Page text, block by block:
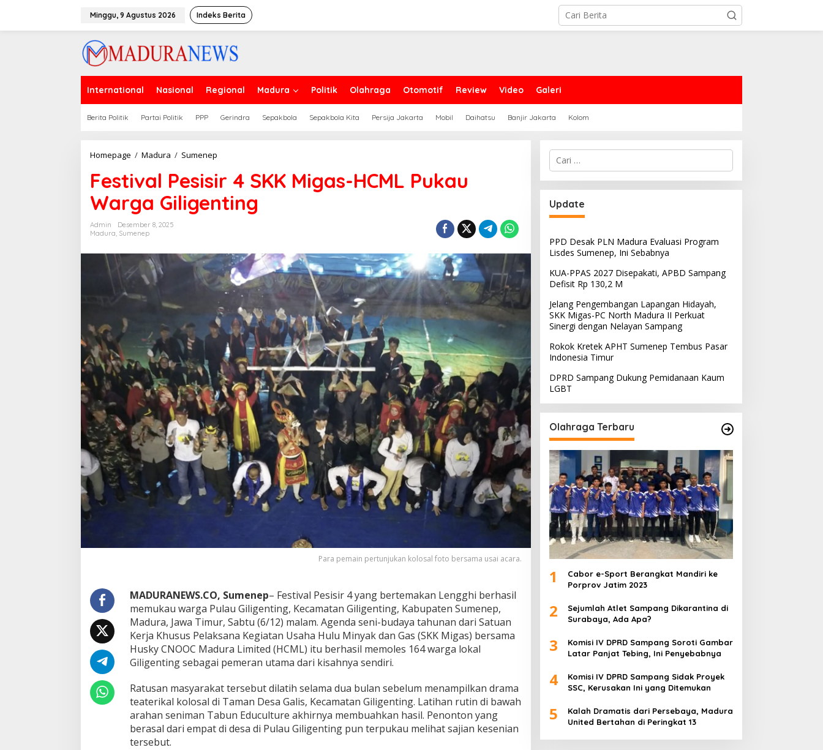
Minggu, 9 Agustus 2026 Indeks Berita
International Nasional Regional Madura Politik Olahraga Otomotif Review Video Galeri
Berita Politik Partai Politik PPP Gerindra Sepakbola Sepakbola Kita Persija Jakarta Mobil Daihatsu Banjir Jakarta Kolom
Homepage / Madura / Sumenep
4
SKK
Migas-
HCML
Festival Pesisir 4 SKK Migas-HCML Pukau
Warga Giligenting
Admin
Desember 8, 2025
Madura, Sumenep
Para pemain pertunjukan kolosal foto bersama usai acara.
MADURANEWS.CO, Sumenep– Festival Pesisir 4 yang bertemakan Lengghi berhasil
memukau warga Pulau Giligenting, Kecamatan Giligenting, Kabupaten Sumenep,
Madura, Jawa Timur, Sabtu (6/12) malam. Agenda seni-budaya tahunan dari Satuan
Kerja Khusus Pelaksana Kegiatan Usaha Hulu Minyak dan Gas (SKK Migas) bersama
Husky CNOOC Madura Limited (HCML) itu berhasil memoles 164 warga lokal
Giligenting sebagai pemeran utama dari kisahnya sendiri.
Ratusan masyarakat tersebut dilatih selama dua bulan sebelum menampilkan drama
teaterikal kolosal di Taman Desa Galis, Kecamatan Giligenting. Latihan rutin di bawah
arahan seniman Tabun Educulture akhirnya membuahkan hasil. Penonton yang
berasal dari empat di desa di Pulau Giligenting pun terpukau melihat sajian kesenian
tersebut.
Cari
untuk:
Update
PPD Desak PLN Madura Evaluasi Program
Lisdes Sumenep, Ini Sebabnya
KUA-PPAS 2027 Disepakati, APBD Sampang
Defisit Rp 130,2 M
Jelang Pengembangan Lapangan Hidayah,
SKK Migas-PC North Madura II Perkuat
Sinergi dengan Nelayan Sampang
Rokok Kretek APHT Sumenep Tembus Pasar
Indonesia Timur
DPRD Sampang Dukung Pemidanaan Kaum
LGBT
Olahraga Terbaru
1
Cabor e-Sport Berangkat Mandiri ke
Porprov Jatim 2023
2
Sejumlah Atlet Sampang Dikarantina di
Surabaya, Ada Apa?
3
Komisi IV DPRD Sampang Soroti Gambar
Latar Panjat Tebing, Ini Penyebabnya
4
Komisi IV DPRD Sampang Sidak Proyek
SSC, Kerusakan Ini yang Ditemukan
5
Kalah Dramatis dari Persebaya, Madura
United Bertahan di Peringkat 13